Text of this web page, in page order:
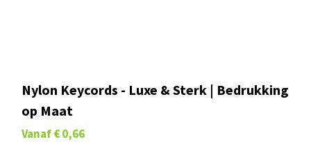
Nylon Keycords - Luxe & Sterk | Bedrukking
op Maat
Vanaf € 0,66